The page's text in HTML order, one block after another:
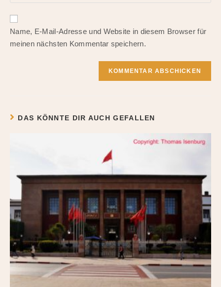
Adresse
zum
URL
ein
(optional)
Name, E-Mail-Adresse und Website in diesem Browser für
meinen nächsten Kommentar speichern.
DAS KÖNNTE DIR AUCH GEFALLEN